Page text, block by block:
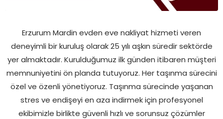
Erzurum Mardin evden eve nakliyat hizmeti veren
deneyimli bir kuruluş olarak 25 yılı aşkın süredir sektörde
yer almaktadır. Kurulduğumuz ilk günden itibaren müşteri
memnuniyetini ön planda tutuyoruz. Her taşınma sürecini
özel ve özenli yönetiyoruz. Taşınma sürecinde yaşanan
stres ve endişeyi en aza indirmek için profesyonel
ekibimizle birlikte güvenli hızlı ve sorunsuz çözümler